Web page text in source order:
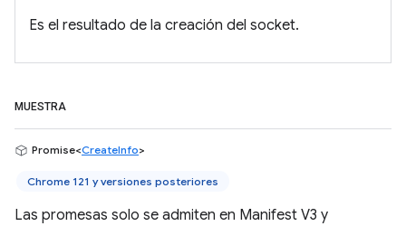
Es el resultado de la creación del socket.
MUESTRA
Promise<CreateInfo>
Chrome 121 y versiones posteriores
Las promesas solo se admiten en Manifest V3 y